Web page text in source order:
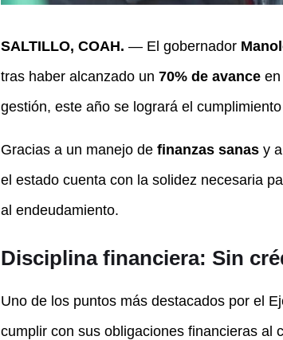
SALTILLO, COAH. — El gobernador
tras haber alcanzado un 70% de avanceen
gestión, este año se logrará el
Gracias a un manejo de finanzas sanasy a
el estado cuenta con la solidez necesaria
al endeudamiento.
Disciplina financiera: Sin
Uno de los puntos más destacados por el
cumplir con sus obligaciones financieras al